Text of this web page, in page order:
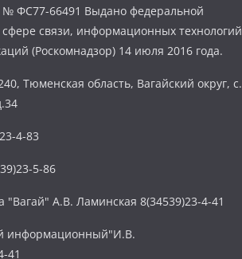
ФС77-66491 Выдано федеральной
связи, информационных технологий
(Роскомнадзор) 14 июля 2016 года.
Тюменская область, Вагайский округ, с.
4-83
5-86
"Вагай" А.В. Ламинская 8(34539)23-4-41
информационный"И.В.
41